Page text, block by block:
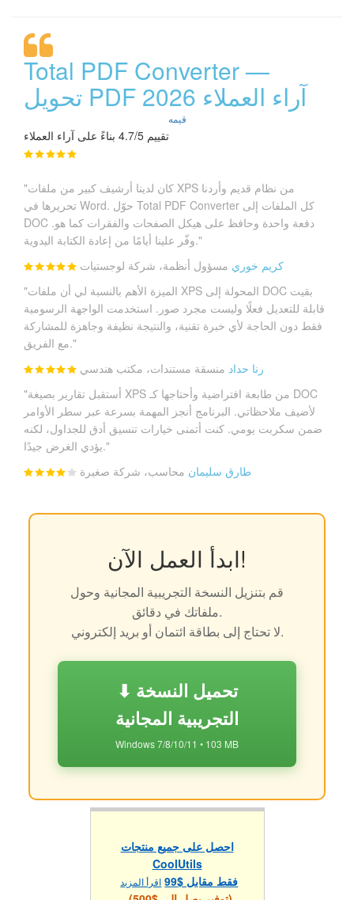
Total PDF Converter —
تحويل PDF آراء العملاء 2026
قيمه
تقييم 4.7/5 بناءً على آراء العملاء
"كان لدينا أرشيف كبير من ملفات XPS من نظام قديم وأردنا
تحريرها في Word. حوّل Total PDF Converter كل الملفات إلى
DOC دفعة واحدة وحافظ على هيكل الصفحات والفقرات كما هو.
وفّر علينا أيامًا من إعادة الكتابة اليدوية."
كريم خوري مسؤول أنظمة، شركة لوجستيات
"الميزة الأهم بالنسبة لي أن ملفات XPS المحولة إلى DOC بقيت
قابلة للتعديل فعلًا وليست مجرد صور. استخدمت الواجهة الرسومية
فقط دون الحاجة لأي خبرة تقنية، والنتيجة نظيفة وجاهزة للمشاركة
مع الفريق."
رنا حداد منسقة مستندات، مكتب هندسي
"أستقبل تقارير بصيغة XPS من طابعة افتراضية وأحتاجها كـ DOC
لأضيف ملاحظاتي. البرنامج أنجز المهمة بسرعة عبر سطر الأوامر
ضمن سكربت يومي. كنت أتمنى خيارات تنسيق أدق للجداول، لكنه
يؤدي الغرض جيدًا."
طارق سليمان محاسب، شركة صغيرة
ابدأ العمل الآن!
قم بتنزيل النسخة التجريبية المجانية وحول
ملفاتك في دقائق.
لا تحتاج إلى بطاقة ائتمان أو بريد إلكتروني.
⬇ تحميل النسخة
التجريبية المجانية
Windows 7/8/10/11 • 103 MB
احصل على جميع منتجات
CoolUtils
فقط مقابل $99
اقرأ المزيد